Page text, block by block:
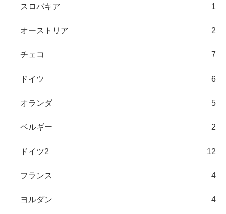
スロバキア 1
オーストリア 2
チェコ 7
ドイツ 6
オランダ 5
ベルギー 2
ドイツ2 12
フランス 4
ヨルダン 4